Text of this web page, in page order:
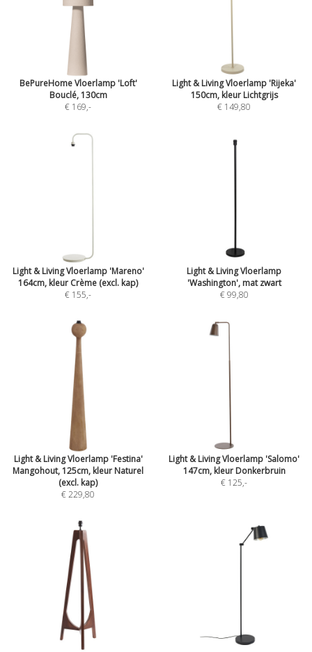
BePureHome Vloerlamp 'Loft'
Bouclé, 130cm
€ 169,-
Light & Living Vloerlamp 'Rijeka'
150cm, kleur Lichtgrijs
€ 149,80
Light & Living Vloerlamp 'Mareno'
164cm, kleur Crème (excl. kap)
€ 155,-
Light & Living Vloerlamp
'Washington', mat zwart
€ 99,80
Light & Living Vloerlamp 'Festina'
Mangohout, 125cm, kleur Naturel
(excl. kap)
€ 229,80
Light & Living Vloerlamp 'Salomo'
147cm, kleur Donkerbruin
€ 125,-